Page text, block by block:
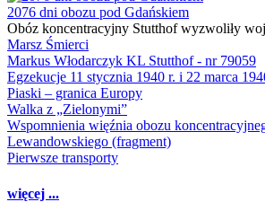
2076 dni obozu pod Gdańskiem
Obóz koncentracyjny Stutthof wyzwoliły
Marsz Śmierci
Markus Włodarczyk KL Stutthof - nr 79059
Egzekucje 11 stycznia 1940 r. i 22 marca
Piaski – granica Europy
Walka z „Zielonymi”
Wspomnienia więźnia obozu
Lewandowskiego (fragment)
Pierwsze transporty
więcej ...